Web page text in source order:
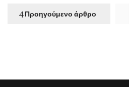
Προηγούμενο άρθρο